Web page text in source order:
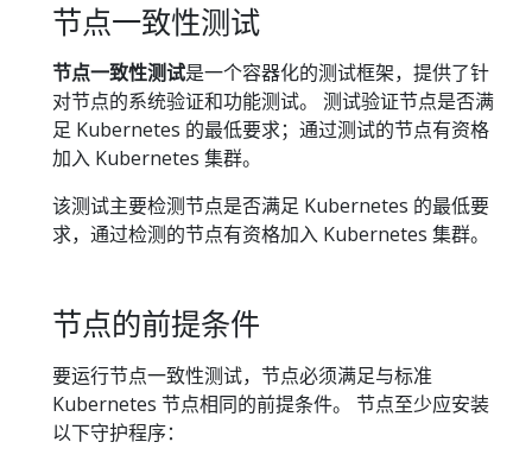
节点一致性测试
节点一致性测试是一个容器化的测试框架，提供了针
对节点的系统验证和功能测试。 测试验证节点是否满
足 Kubernetes 的最低要求；通过测试的节点有资格
加入 Kubernetes 集群。
该测试主要检测节点是否满足 Kubernetes 的最低要
求，通过检测的节点有资格加入 Kubernetes 集群。
节点的前提条件
要运行节点一致性测试，节点必须满足与标准
Kubernetes 节点相同的前提条件。 节点至少应安装
以下守护程序：